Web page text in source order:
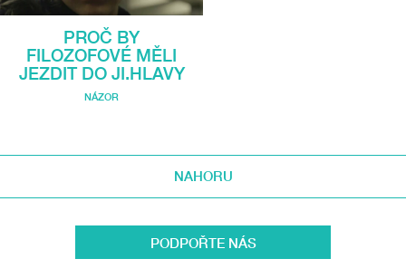
PROČ BY
FILOZOFOVÉ MĚLI
JEZDIT DO JI.HLAVY
NÁZOR
NAHORU
PODPOŘTE NÁS